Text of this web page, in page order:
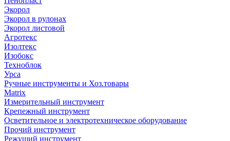
Экорол
Экорол в рулонах
Экорол листовой
Агротекс
Изолтекс
Изобокс
Техноблок
Урса
Ручные инструменты и Хоз.товары
Matrix
Измерительный инструмент
Крепежный инструмент
Осветительное и электротехническое оборудование
Прочий инструмент
Режущий инструмент